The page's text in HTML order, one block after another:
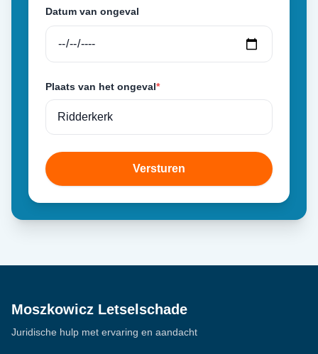
Datum van ongeval
Plaats van het ongeval*
Versturen
Moszkowicz Letselschade
Juridische hulp met ervaring en aandacht